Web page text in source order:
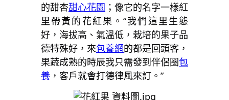
的甜杏甜心花園 ；像它的名字一樣紅
里帶黃的花紅果。“我們這里生態
好，海拔高、氣溫低，栽培的果子品
德特殊好，來包養網的都是回頭客，
果蔬成熟的時辰我只需發到伴侶圈包
養 ，客戶就會打德律風來訂。”